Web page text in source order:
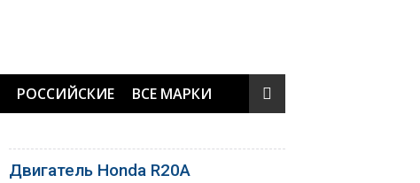
РОССИЙСКИЕ ВСЕ МАРКИ
Двигатель Honda R20A